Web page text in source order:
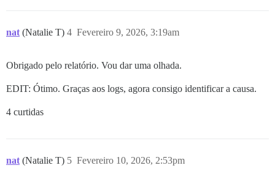
nat (Natalie T) Fevereiro 9, 2026, 3:19am
4
Obrigado pelo relatório. Vou dar uma olhada.
EDIT: Ótimo. Graças aos logs, agora consigo identificar a causa.
4 curtidas
nat (Natalie T) Fevereiro 10, 2026, 2:53pm
5